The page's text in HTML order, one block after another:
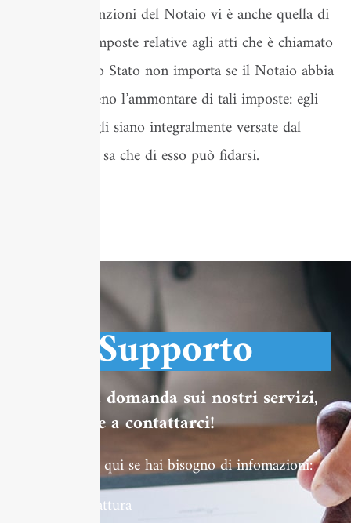
Tra le varie funzioni del Notaio vi è anche quella di
riscuotere le imposte relative agli atti che è chiamato
a stipulare: allo Stato non importa se il Notaio abbia
incassato o meno l’ammontare di tali imposte: egli
pretende che gli siano integralmente versate dal
Notaio perché sa che di esso può fidarsi.
Supporto
Se hai una domanda sui nostri servizi,
non esitare a contattarci!
Oppure leggi qui se hai bisogno di infomazioni:
Richiedi Fattura